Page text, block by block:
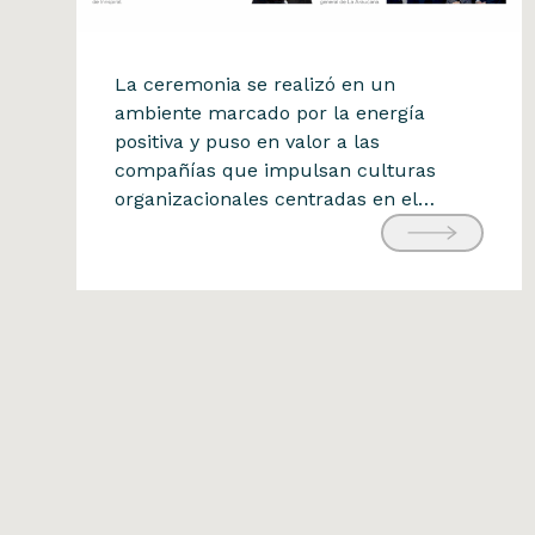
Reconocimiento BUK
Fuimos reconocidos en el
Ranking Building
Happiness 2025 de Buk
La ceremonia se realizó en un
ambiente marcado por la energía
positiva y puso en valor a las
compañías que impulsan culturas
organizacionales centradas en el
bienestar, la colaboración y el
desarrollo de sus equipos. Este
reconocimiento refuerza nuestro